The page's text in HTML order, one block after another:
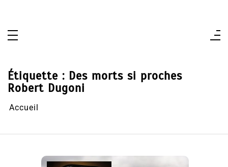
Étiquette : Des morts si proches
Robert Dugoni
Accueil